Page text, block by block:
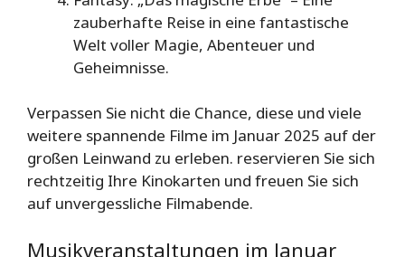
zauberhafte Reise in eine fantastische
Welt voller Magie, Abenteuer und
Geheimnisse.
Verpassen Sie nicht die Chance, diese und viele
weitere spannende Filme im Januar 2025 auf der
großen Leinwand zu erleben. reservieren Sie sich
rechtzeitig Ihre Kinokarten und freuen Sie sich
auf unvergessliche Filmabende.
Musikveranstaltungen im Januar